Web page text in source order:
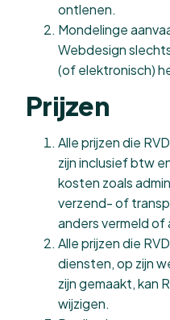
ontlenen.
Mondelinge
Webdesign
(of elektronisch)
Prijzen
Alle prijzen die
zijn inclusief btw
kosten zoals
verzend- of
anders vermeld
Alle prijzen die
diensten, op zijn
zijn gemaakt, kan
wijzigen.